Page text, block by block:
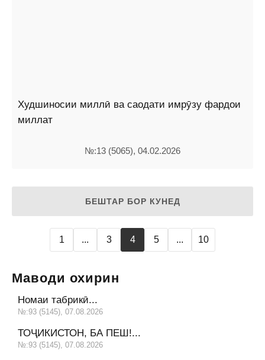
Худшиносии миллӣ ва саодати имрӯзу фардои
миллат
№:13 (5065), 04.02.2026
БЕШТАР БОР КУНЕД
1 ... 3 4 5 ... 10
Маводи охирин
Номаи табрикӣ...
№:93 (5145), 07.08.2026
ТОҶИКИСТОН, БА ПЕШ!...
№:93 (5145), 07.08.2026